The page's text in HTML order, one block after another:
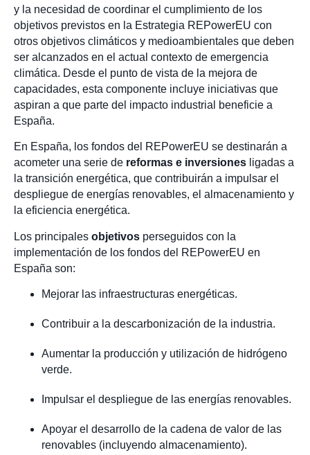
y la necesidad de coordinar el cumplimiento de los
objetivos previstos en la Estrategia REPowerEU con
otros objetivos climáticos y medioambientales que deben
ser alcanzados en el actual contexto de emergencia
climática. Desde el punto de vista de la mejora de
capacidades, esta componente incluye iniciativas que
aspiran a que parte del impacto industrial beneficie a
España.
En España, los fondos del REPowerEU se destinarán a
acometer una serie de reformas e inversiones ligadas a
la transición energética, que contribuirán a impulsar el
despliegue de energías renovables, el almacenamiento y
la eficiencia energética.
Los principales objetivos perseguidos con la
implementación de los fondos del REPowerEU en
España son:
Mejorar las infraestructuras energéticas.
Contribuir a la descarbonización de la industria.
Aumentar la producción y utilización de hidrógeno
verde.
Impulsar el despliegue de las energías renovables.
Apoyar el desarrollo de la cadena de valor de las
renovables (incluyendo almacenamiento).